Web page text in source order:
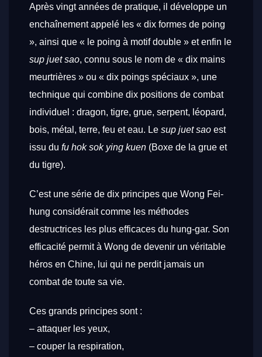
Après vingt années de pratique, il développe un
enchaînement appelé les « dix formes de poing
», ainsi que « le poing à motif double » et enfin le
sup juet sao, connu sous le nom de « dix mains
meurtrières » ou « dix poings spéciaux », une
technique qui combine dix positions de combat
individuel : dragon, tigre, grue, serpent, léopard,
bois, métal, terre, feu et eau. Le sup juet sao est
issu du fu hok sok ying kuen (Boxe de la grue et
du tigre).
C’est une série de dix principes que Wong Fei-
hung considérait comme les méthodes
destructrices les plus efficaces du hung-gar. Son
efficacité permit à Wong de devenir un véritable
héros en Chine, lui qui ne perdit jamais un
combat de toute sa vie.
Ces grands principes sont :
– attaquer les yeux,
– couper la respiration,